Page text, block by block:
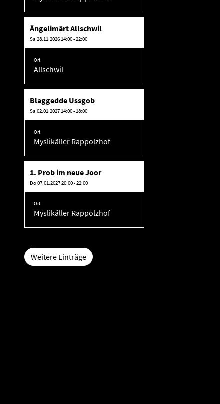
Ängelimärt Allschwil
Sa 28.11.2026 14:00 - 22:00
Ort
Allschwil
Blaggedde Ussgob
Sa 02.01.2027 14:00 - 18:00
Ort
Myslikäller Rappolzhof
1. Prob im neue Joor
Do 07.01.2027 20:00 - 22:00
Ort
Myslikäller Rappolzhof
Weitere Einträge